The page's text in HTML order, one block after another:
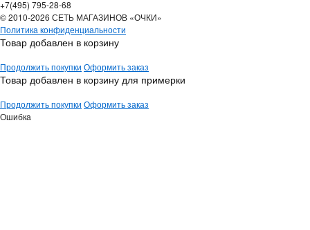
+7(495) 795-28-68
© 2010-2026 СЕТЬ МАГАЗИНОВ «ОЧКИ»
Политика конфиденциальности
Товар добавлен в корзину
Продолжить покупки Оформить заказ
Товар добавлен в корзину для примерки
Продолжить покупки Оформить заказ
Ошибка